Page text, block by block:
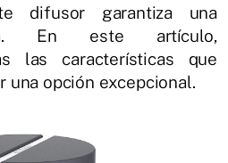
difusor garantiza una
En este artículo,
las características que
una opción excepcional.